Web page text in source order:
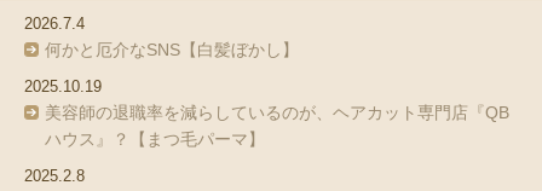
2026.7.4
何かと厄介なSNS【白髪ぼかし】
2025.10.19
美容師の退職率を減らしているのが、ヘアカット専門店『QB
ハウス』？【まつ毛パーマ】
2025.2.8